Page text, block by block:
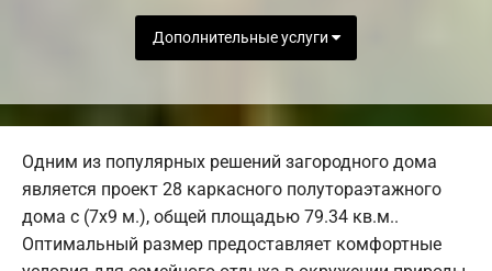
Дополнительные услуги
Одним из популярных решений загородного дома
является проект 28 каркасного полутораэтажного
дома с (7х9 м.), общей площадью 79.34 кв.м..
Оптимальный размер предоставляет комфортные